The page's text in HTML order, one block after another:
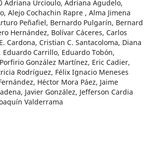
Adriana Urcioulo, Adriana Agudelo,
Alejo Cochachin Rapre , Alma Jimena
Peñafiel, Bernardo Pulgarín, Bernard
Hernández, Bolívar Cáceres, Carlos
Cardona, Cristian C. Santacoloma, Diana
Eduardo Carrillo, Eduardo Tobón,
González Martínez, Eric Cadier,
Rodríguez, Félix Ignacio Meneses
Héctor Mora Páez, Jaime
Javier González, Jefferson Cardia
Valderrama